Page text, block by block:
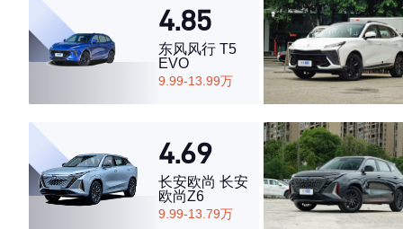
4.85
东风风行 T5
EVO
9.99-13.99万
4.69
长安欧尚 长安
欧尚Z6
9.99-13.79万